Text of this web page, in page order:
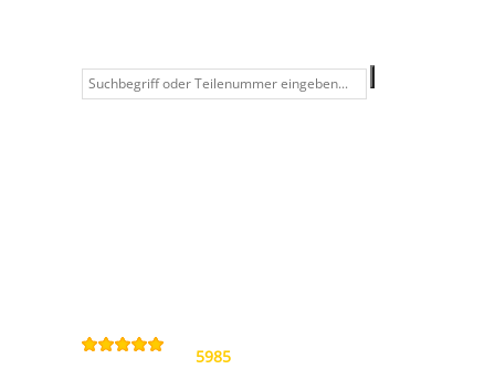
Kontakt
Allgemeine
/5
5985